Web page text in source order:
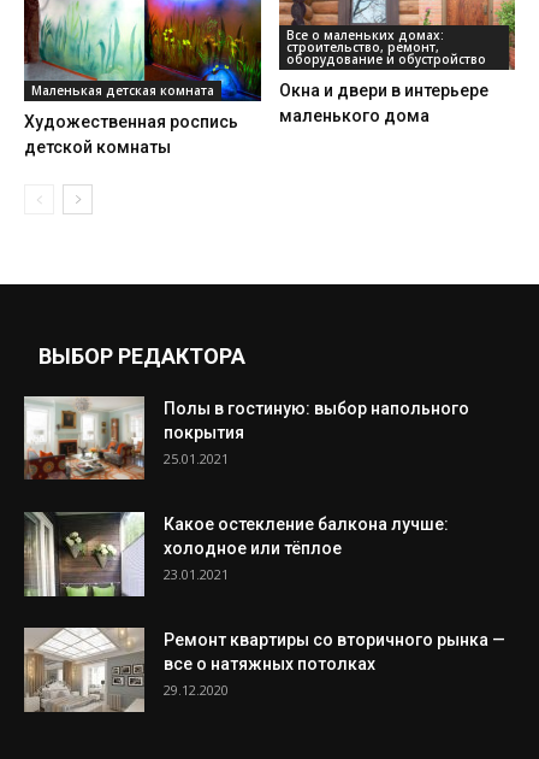
Маленькая детская комната
Художественная роспись
детской комнаты
Все о маленьких домах:
строительство, ремонт,
оборудование и обустройство
Окна и двери в интерьере
маленького дома
ВЫБОР РЕДАКТОРА
Полы в гостиную: выбор напольного
покрытия
25.01.2021
Какое остекление балкона лучше:
холодное или тёплое
23.01.2021
Ремонт квартиры со вторичного рынка —
все о натяжных потолках
29.12.2020